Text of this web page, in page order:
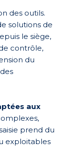
des outils.
solutions de
le siège,
contrôle,
du
aux
prend du
exploitables